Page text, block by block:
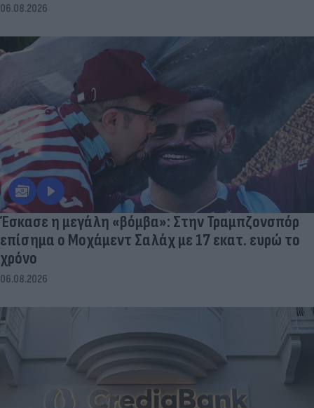
06.08.2026
Έσκασε η μεγάλη «βόμβα»: Στην Τραμπζονσπόρ
επίσημα ο Μοχάμεντ Σαλάχ με 17 εκατ. ευρώ το
χρόνο
06.08.2026